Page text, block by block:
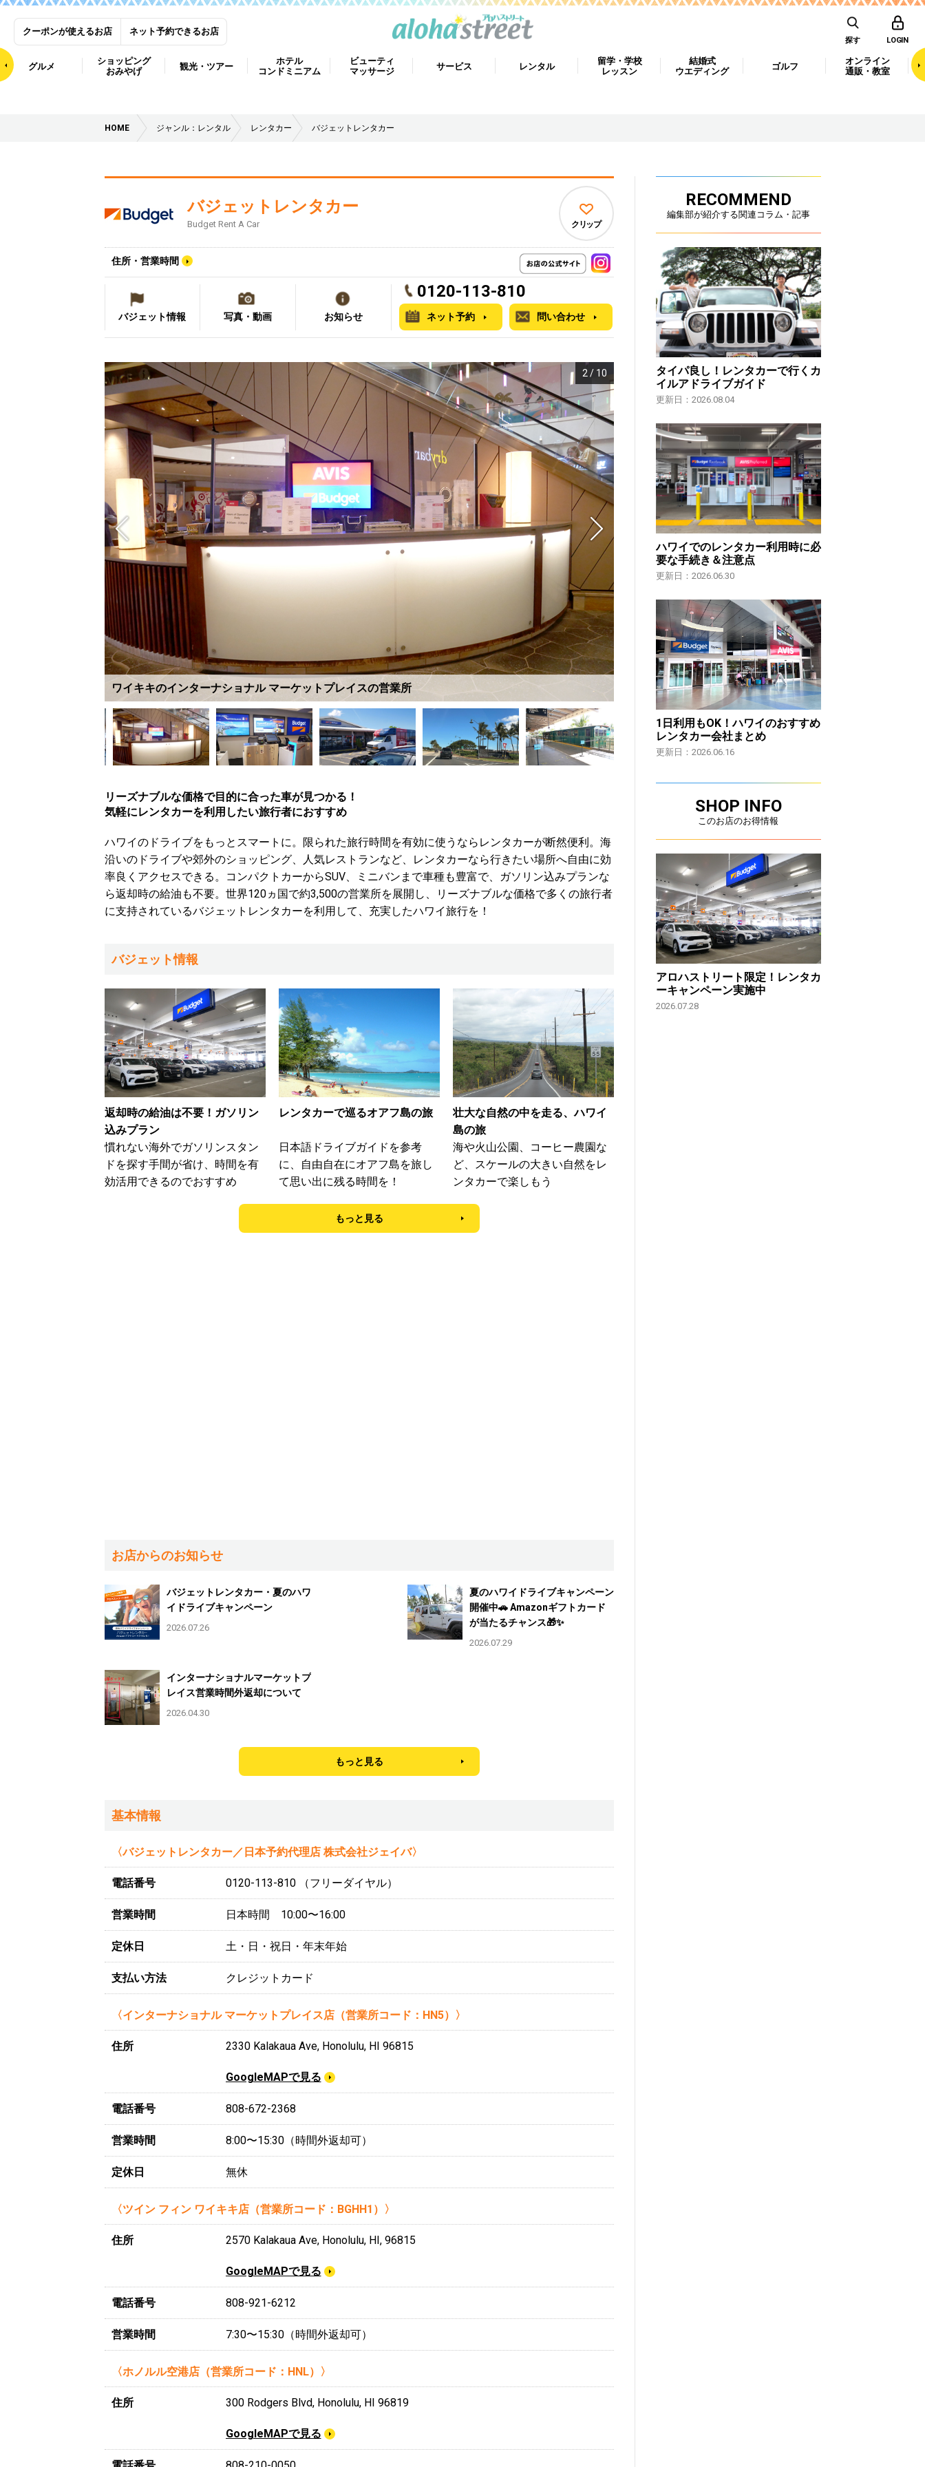
クーポンが使えるお店 ネット予約できるお店
探す LOGIN
グルメ
ショッピング
おみやげ
観光・ツアー
ホテル
コンドミニアム
ビューティ
マッサージ
サービス レンタル
留学・学校
レッスン
結婚式
ウエディング
ゴルフ
オンライン
通販・教室
HOME ジャンル：レンタル レンタカー バジェットレンタカー
バジェットレンタカー
Budget Rent A Car
住所・営業時間
クリップ
バジェット情報 写真・動画 お知らせ
0120-113-810
ネット予約 問い合わせ
ワイキキのインターナショナル マーケットプレイスの営業所
2 / 10
リーズナブルな価格で目的に合った車が見つかる！
気軽にレンタカーを利用したい旅行者におすすめ
ハワイのドライブをもっとスマートに。限られた旅行時間を有効に使うならレンタカーが断然便利。海
沿いのドライブや郊外のショッピング、人気レストランなど、レンタカーなら行きたい場所へ自由に効
率良くアクセスできる。コンパクトカーからSUV、ミニバンまで車種も豊富で、ガソリン込みプランな
ら返却時の給油も不要。世界120ヵ国で約3,500の営業所を展開し、リーズナブルな価格で多くの旅行者
に支持されているバジェットレンタカーを利用して、充実したハワイ旅行を！
バジェット情報
返却時の給油は不要！ガソリン
込みプラン
慣れない海外でガソリンスタン
ドを探す手間が省け、時間を有
効活用できるのでおすすめ
レンタカーで巡るオアフ島の旅
日本語ドライブガイドを参考
に、自由自在にオアフ島を旅し
て思い出に残る時間を！
壮大な自然の中を走る、ハワイ
島の旅
海や火山公園、コーヒー農園な
ど、スケールの大きい自然をレ
ンタカーで楽しもう
もっと見る
お店からのお知らせ
バジェットレンタカー・夏のハワ
イドライブキャンペーン
2026.07.26
夏のハワイドライブキャンペーン
開催中🚗 Amazonギフトカード
が当たるチャンス🎁✨
2026.07.29
インターナショナルマーケットプ
レイス営業時間外返却について
2026.04.30
もっと見る
基本情報
〈バジェットレンタカー／日本予約代理店 株式会社ジェイバ〉
電話番号 0120-113-810 （フリーダイヤル）
営業時間 日本時間 10:00〜16:00
定休日 土・日・祝日・年末年始
支払い方法 クレジットカード
〈インターナショナル マーケットプレイス店（営業所コード：HN5）〉
住所 2330 Kalakaua Ave, Honolulu, HI 96815
GoogleMAPで見る
電話番号 808-672-2368
営業時間 8:00〜15:30（時間外返却可）
定休日 無休
〈ツイン フィン ワイキキ店（営業所コード：BGHH1）〉
住所 2570 Kalakaua Ave, Honolulu, HI, 96815
GoogleMAPで見る
電話番号 808-921-6212
営業時間 7:30〜15:30（時間外返却可）
〈ホノルル空港店（営業所コード：HNL）〉
住所 300 Rodgers Blvd, Honolulu, HI 96819
GoogleMAPで見る
RECOMMEND
編集部が紹介する関連コラム・記事
タイパ良し！レンタカーで行くカ
イルアドライブガイド
更新日：2026.08.04
ハワイでのレンタカー利用時に必
要な手続き＆注意点
更新日：2026.06.30
1日利用もOK！ハワイのおすすめ
レンタカー会社まとめ
更新日：2026.06.16
SHOP INFO
このお店のお得情報
アロハストリート限定！レンタカ
ーキャンペーン実施中
2026.07.28